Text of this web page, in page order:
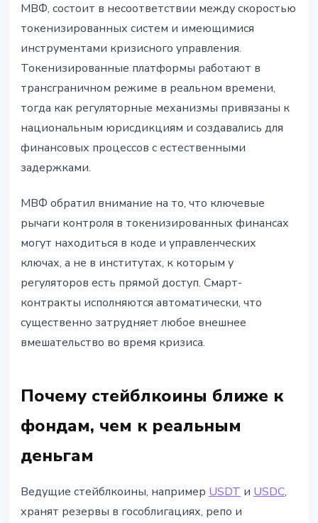
МВФ, состоит в несоответствии между скоростью
токенизированных систем и имеющимися
инструментами кризисного управления.
Токенизированные платформы работают в
трансграничном режиме в реальном времени,
тогда как регуляторные механизмы привязаны к
национальным юрисдикциям и создавались для
финансовых процессов с естественными
задержками.
МВФ обратил внимание на то, что ключевые
рычаги контроля в токенизированных финансах
могут находиться в коде и управленческих
ключах, а не в институтах, к которым у
регуляторов есть прямой доступ. Смарт-
контракты исполняются автоматически, что
существенно затрудняет любое внешнее
вмешательство во время кризиса.
Почему стейблкоины ближе к
фондам, чем к реальным
деньгам
Ведущие стейблкоины, например USDT и USDC,
хранят резервы в гособлигациях, репо и